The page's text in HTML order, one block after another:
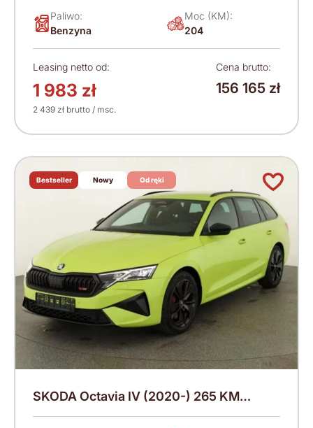
Paliwo:
Benzyna
Moc (KM):
204
Leasing netto od:
1 983 zł
2 439 zł brutto / msc.
Cena brutto:
156 165 zł
Bestseller Nowy Od ręki
SKODA Octavia IV (2020-) 265 KM
(2026)